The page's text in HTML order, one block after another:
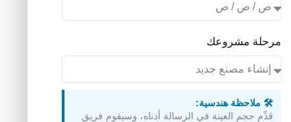
مرحلة مشروعك
🛠️ ملاحظة هندسية:
قدِّم حجم العينة في الرسالة أدناه، وسيقوم فريق